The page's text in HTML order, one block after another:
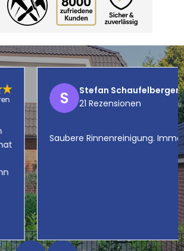
Schaufelberger
Immer gerne wieder 👍🏻 …